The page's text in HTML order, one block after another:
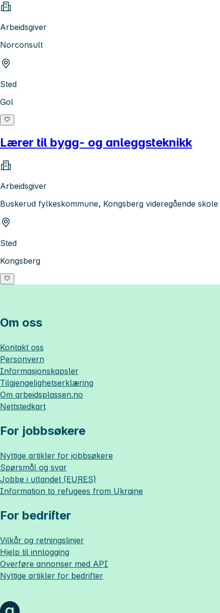
Arbeidsgiver
Norconsult
Sted
Gol
Lærer til bygg- og anleggsteknikk
Arbeidsgiver
Buskerud fylkeskommune, Kongsberg videregående skole
Sted
Kongsberg
Om oss
Kontakt oss
Personvern
Informasjonskapsler
Tilgjengelighetserklæring
Om arbeidsplassen.no
Nettstedkart
For jobbsøkere
Nyttige artikler for jobbsøkere
Spørsmål og svar
Jobbe i utlandet (EURES)
Information to refugees from Ukraine
For bedrifter
Vilkår og retningslinjer
Hjelp til innlogging
Overføre annonser med API
Nyttige artikler for bedrifter